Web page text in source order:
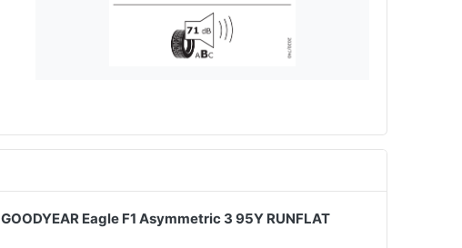
GOODYEAR Eagle F1 Asymmetric 3 95Y RUNFLAT